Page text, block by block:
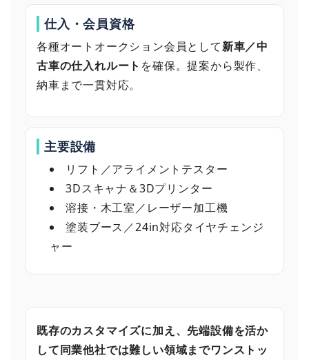
仕入・会員資格
各種オートオークション会員として新車／中
古車の仕入れルート を確保。提案から製作、
納車まで一貫対応。
主要設備
リフト／アライメントテスター
3Dスキャナ＆3Dプリンター
溶接・木工室／レーザー加工機
塗装ブース／24in対応タイヤチェンジ
ャー
既存のカスタマイズに加え、先端設備を活か
して同業他社では難しい領域までワンストッ